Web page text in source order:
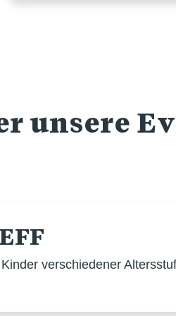
unsere
verschiedener